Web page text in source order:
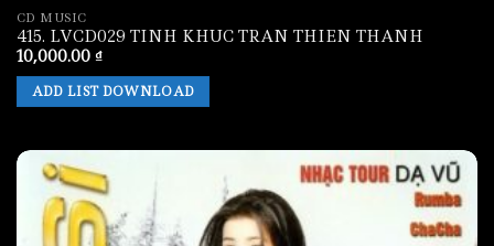
CD MUSIC
415. LVCD029 TINH KHUC TRAN THIEN THANH
10,000.00 ₫
ADD LIST DOWNLOAD